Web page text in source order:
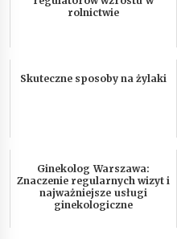
rolnictwie
Skuteczne sposoby na żylaki
Ginekolog Warszawa:
Znaczenie regularnych wizyt i
najważniejsze usługi
ginekologiczne